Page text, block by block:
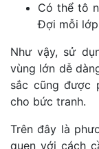
Có thể tô
Đợi mỗi
Như vậy, sử
vùng lớn dễ
sắc cũng được
cho bức tranh.
Trên đây là
quen với cách